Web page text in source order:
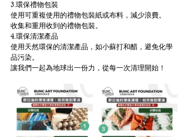
3.環保禮物包裝
使用可重複使用的禮物包裝紙或布料，減少浪費。
收集和重用收到的禮物包裝。
4.環保清潔產品
使用天然環保的清潔產品，如小蘇打和醋，避免化學
品污染。
讓我們一起為地球出一份力，從每一次清理開始 ！